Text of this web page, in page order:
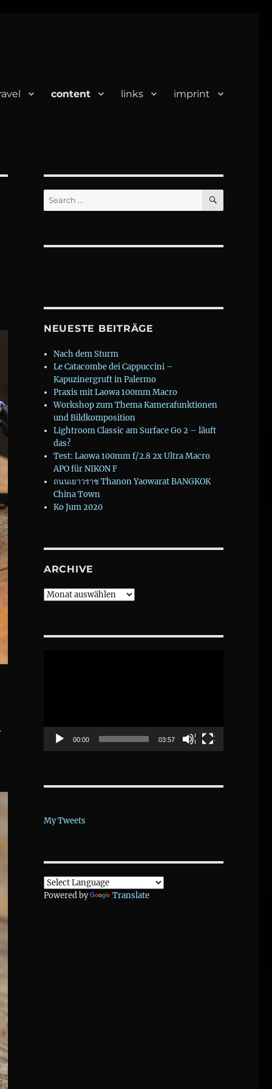
content links imprint
Search
for:
SEARCH
NEUESTE BEITRÄGE
Nach dem Sturm
Le Catacombe dei Cappuccini –
Kapuzinergruft in Palermo
Praxis mit Laowa 100mm Macro
Workshop zum Thema Kamerafunktionen
und Bildkomposition
Lightroom Classic am Surface Go 2 – läuft
das?
Test: Laowa 100mm f/2.8 2x Ultra Macro
APO für NIKON F
ถนนเยาวราช Thanon Yaowarat BANGKOK
China Town
Ko Jum 2020
ARCHIVE
Archive
00:00 03:57
My Tweets
Powered by Translate